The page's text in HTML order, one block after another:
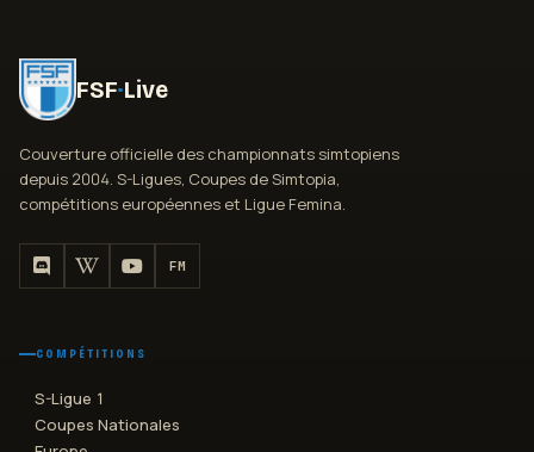
FSF·Live
Couverture officielle des championnats simtopiens
depuis 2004. S-Ligues, Coupes de Simtopia,
compétitions européennes et Ligue Femina.
FM
COMPÉTITIONS
S-Ligue 1
Coupes Nationales